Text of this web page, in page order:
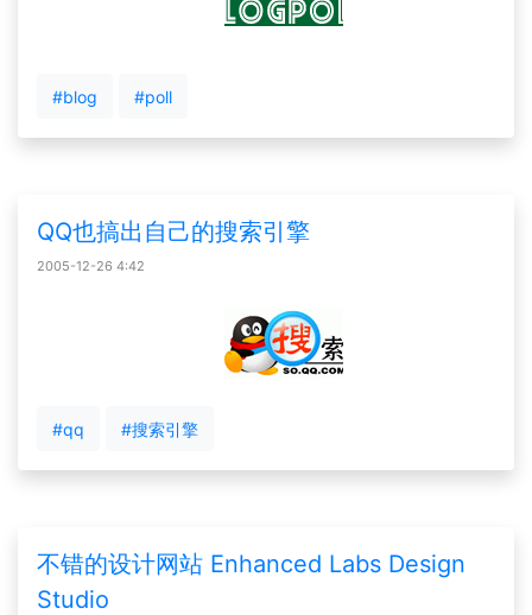
#blog #poll
QQ也搞出自己的搜索引擎
2005-12-26 4:42
#qq #搜索引擎
不错的设计网站 Enhanced Labs Design
Studio